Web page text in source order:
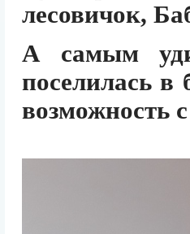
лесовичок,
А самым
поселилась в
возможность